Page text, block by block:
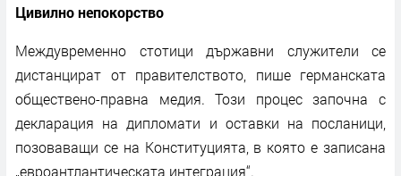
Цивилно непокорство
Междувременно стотици държавни служители се
дистанцират от правителството, пише германската
обществено-правна медия. Този процес започна с
декларация на дипломати и оставки на посланици,
позоваващи се на Конституцията, в която е записана
„евроантлантическата интеграция“.